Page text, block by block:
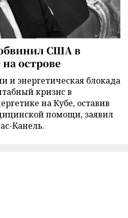
США в
острове
и энергетическая блокада
кризис в
на Кубе, оставив
помощи, заявил
Канель.